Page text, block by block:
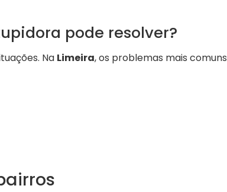
pode resolver?
Na Limeira, os problemas mais comuns